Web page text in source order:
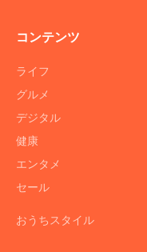
コンテンツ
ライフ
グルメ
デジタル
健康
エンタメ
セール
おうちスタイル